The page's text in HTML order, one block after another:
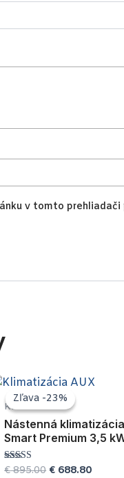
v tomto
Zľava -23%
Zľava -23%
Klimatizácie
Nástenná
Smart Premium 3,5
Hodnotenie
€895.00 € 688.80